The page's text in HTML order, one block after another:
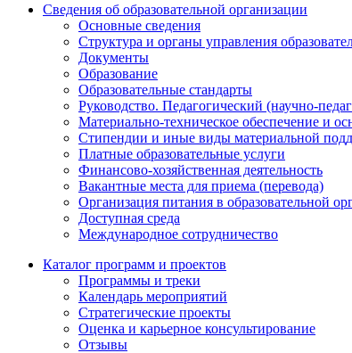
Сведения об образовательной организации
Основные сведения
Структура и органы управления
Документы
Образование
Образовательные стандарты
Руководство. Педагогический (научно-
Материально-техническое обеспечение и
Стипендии и иные виды материальной
Платные образовательные услуги
Финансово-хозяйственная деятельность
Вакантные места для приема (перевода)
Организация питания в образовательной
Доступная среда
Международное сотрудничество
Каталог программ и проектов
Программы и треки
Календарь мероприятий
Стратегические проекты
Оценка и карьерное консультирование
Отзывы